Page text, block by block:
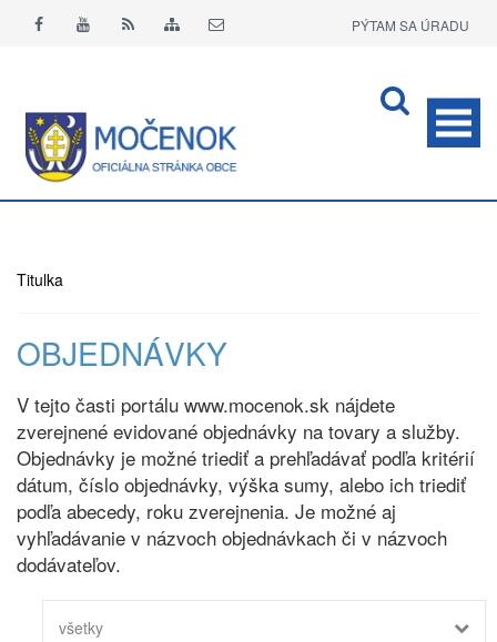
PÝTAM SA ÚRADU
Titulka
OBJEDNÁVKY
V tejto časti portálu www.mocenok.sk nájdete
zverejnené evidované objednávky na tovary a služby.
Objednávky je možné triediť a prehľadávať podľa kritérií
dátum, číslo objednávky, výška sumy, alebo ich triediť
podľa abecedy, roku zverejnenia. Je možné aj
vyhľadávanie v názvoch objednávkach či v názvoch
dodávateľov.
všetky